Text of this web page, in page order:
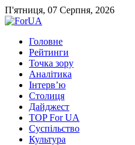
П'ятниця, 07 Серпня, 2026
Головне
Рейтинги
Точка зору
Аналітика
Інтерв’ю
Столиця
Дайджест
TOP For UA
Суспiльство
Культура